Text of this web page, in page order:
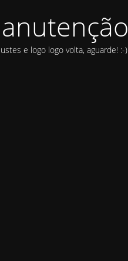
e logo logo volta, aguarde! :-)